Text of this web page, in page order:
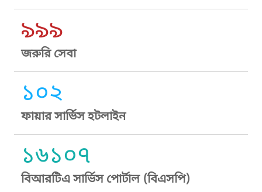
৯৯৯
জরুরি সেবা
১০২
ফায়ার সার্ভিস হটলাইন
১৬১০৭
বিআরটিএ সার্ভিস পোর্টাল (বিএসপি)